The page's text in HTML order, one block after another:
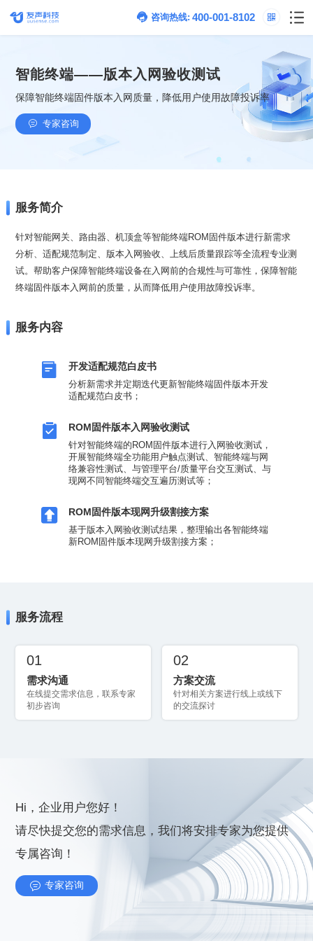
咨询热线: 400-001-8102
智能终端——版本入网验收测试
保障智能终端固件版本入网质量，降低用户使用故障投诉率
专家咨询
服务简介
终端固件版本入网前的质量，从而降低用户使用故障投诉率。
服务内容
开发适配规范白皮书
适配规范白皮书；
ROM固件版本入网验收测试
现网不同智能终端交互遍历测试等；
ROM固件版本现网升级割接方案
新ROM固件版本现网升级割接方案；
服务流程
01
需求沟通
初步咨询
02
方案交流
的交流探讨
Hi，企业用户您好！
专属咨询！
专家咨询